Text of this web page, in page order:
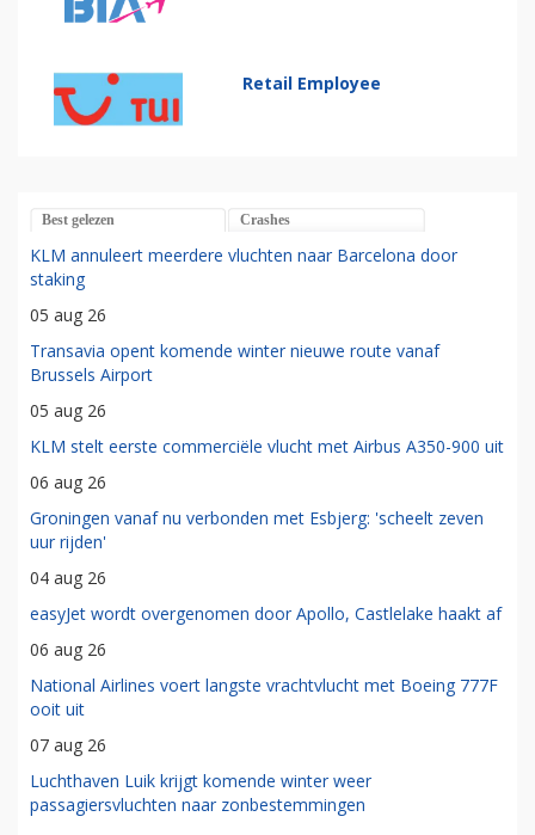
Retail Employee
Best gelezen Crashes
KLM annuleert meerdere vluchten naar Barcelona door
staking
05 aug 26
Transavia opent komende winter nieuwe route vanaf
Brussels Airport
05 aug 26
KLM stelt eerste commerciële vlucht met Airbus A350-900 uit
06 aug 26
Groningen vanaf nu verbonden met Esbjerg: 'scheelt zeven
uur rijden'
04 aug 26
easyJet wordt overgenomen door Apollo, Castlelake haakt af
06 aug 26
National Airlines voert langste vrachtvlucht met Boeing 777F
ooit uit
07 aug 26
Luchthaven Luik krijgt komende winter weer
passagiersvluchten naar zonbestemmingen